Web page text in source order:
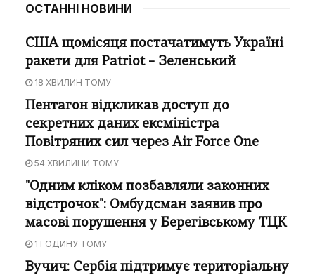
ОСТАННІ НОВИНИ
США щомісяця постачатимуть Україні
ракети для Patriot – Зеленський
18 ХВИЛИН ТОМУ
Пентагон відкликав доступ до
секретних даних ексміністра
Повітряних сил через Air Force One
54 ХВИЛИНИ ТОМУ
"Одним кліком позбавляли законних
відстрочок": Омбудсман заявив про
масові порушення у Берегівському ТЦК
1 ГОДИНУ ТОМУ
Вучич: Сербія підтримує територіальну